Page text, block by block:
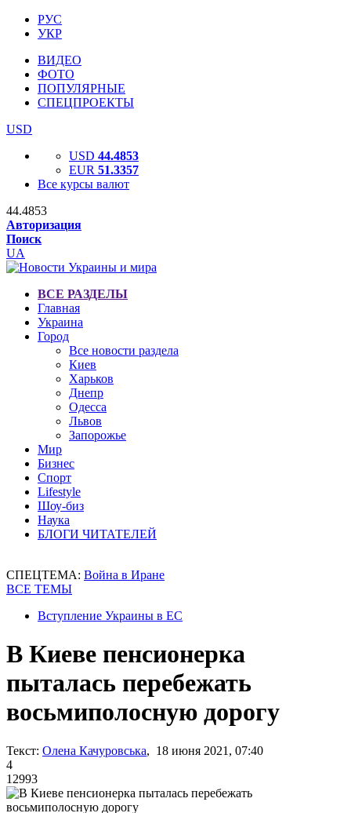
РУС
УКР
ВИДЕО
ФОТО
ПОПУЛЯРНЫЕ
СПЕЦПРОЕКТЫ
USD
USD 44.4853
EUR 51.3357
Все курсы валют
44.4853
Авторизация
Поиск
UA
ВСЕ РАЗДЕЛЫ
Главная
Украина
Город
Все новости раздела
Киев
Харьков
Днепр
Одесса
Львов
Запорожье
Мир
Бизнес
Спорт
Lifestyle
Шоу-биз
Наука
БЛОГИ ЧИТАТЕЛЕЙ
СПЕЦТЕМА: Война в Иране
ВСЕ ТЕМЫ
Вступление Украины в ЕС
В Киеве пенсионерка
пыталась перебежать
восьмиполосную дорогу
Текст: Олена Качуровська, 18 июня 2021, 07:40
4
12993